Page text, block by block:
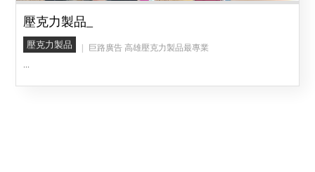
壓克力製品_
壓克力製品
巨路廣告 高雄壓克力製品最專業